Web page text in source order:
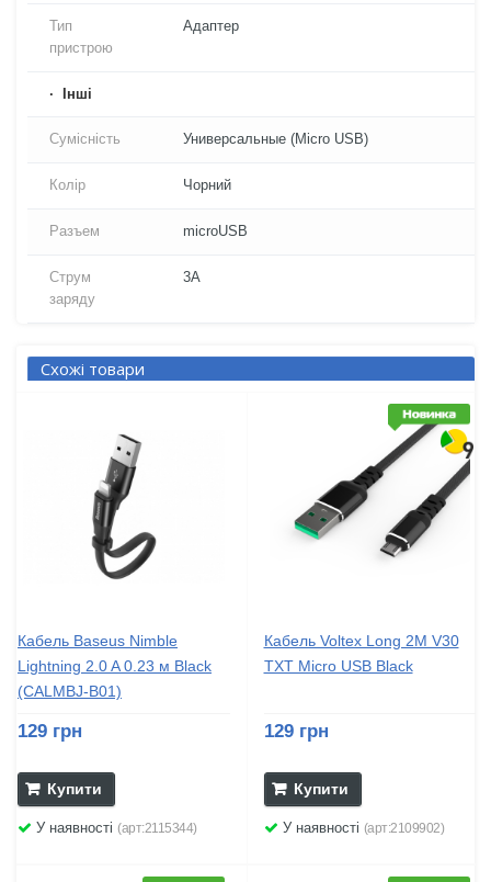
Тип
пристрою
Адаптер
Iнші
Сумісність Универсальные (Micro USB)
Колір Чорний
Разъем microUSB
Струм
заряду
3A
Схожі товари
Кабель Baseus Nimble
Lightning 2.0 A 0.23 м Black
(CALMBJ-B01)
129 грн
Купити
У наявності (арт:2115344)
Кабель Voltex Long 2M V30
TXT Micro USB Black
129 грн
Купити
У наявності (арт:2109902)